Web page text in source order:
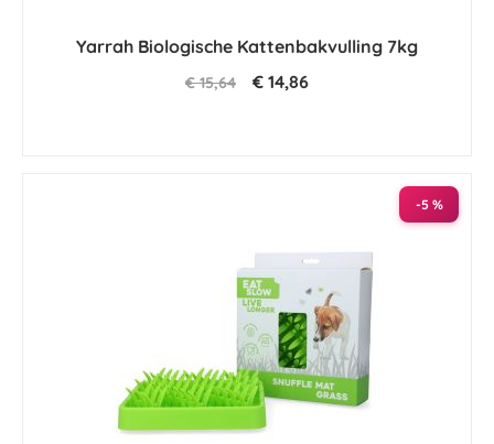
Yarrah Biologische Kattenbakvulling 7kg
€ 15,64 € 14,86
-5 %